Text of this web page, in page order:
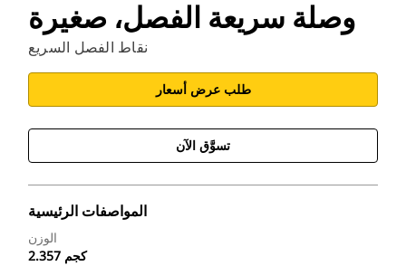
وصلة سريعة الفصل، صغيرة
نقاط الفصل السريع
طلب عرض أسعار
تسوَّق الآن
المواصفات الرئيسية
الوزن
2.357 كجم